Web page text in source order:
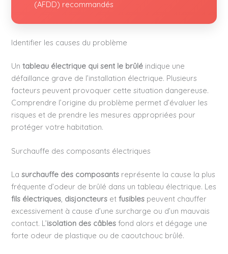
(AFDD) recommandés
Identifier les causes du problème
Untableau électrique qui sent le brûlé indique une
défaillance grave de l’installation électrique. Plusieurs
facteurs peuvent provoquer cette situation dangereuse.
Comprendre l’origine du problème permet d’évaluer les
risques et de prendre les mesures appropriées pour
protéger votre habitation.
Surchauffe des composants électriques
Lasurchauffe des composants représente la cause la plus
fréquente d’odeur de brûlé dans un tableau électrique. Les
fils électriques, disjoncteurs etfusibles peuvent chauffer
excessivement à cause d’une surcharge ou d’un mauvais
contact. L’isolation des câbles fond alors et dégage une
forte odeur de plastique ou de caoutchouc brûlé.